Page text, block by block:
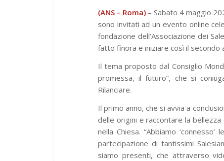
(ANS – Roma) – Sabato 4 maggio
sono invitati ad un evento online
fondazione dell’Associazione dei
fatto finora e iniziare così il secondo
Il tema proposto dal Consiglio
promessa, il futuro”, che si
Rilanciare.
Il primo anno, che si avvia a
delle origini e raccontare la bellezza
nella Chiesa. “Abbiamo
partecipazione di tantissimi
siamo presenti, che attraverso